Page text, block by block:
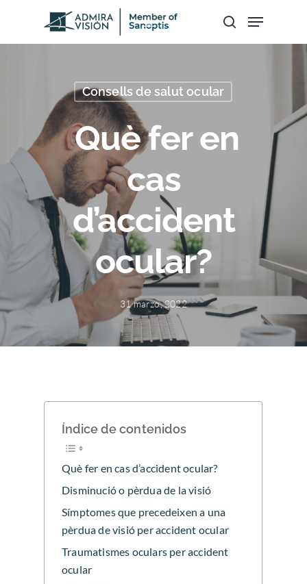
Hit enter to search or ESC to close
Consells de salut ocular
Què fer en
cas
d’accident
ocular?
31 marzo, 2022
Índice de contenidos
Què fer en cas d’accident ocular?
Disminució o pèrdua de la visió
Símptomes que precedeixen a una
pèrdua de visió per accident ocular
Traumatismes oculars per accident
ocular